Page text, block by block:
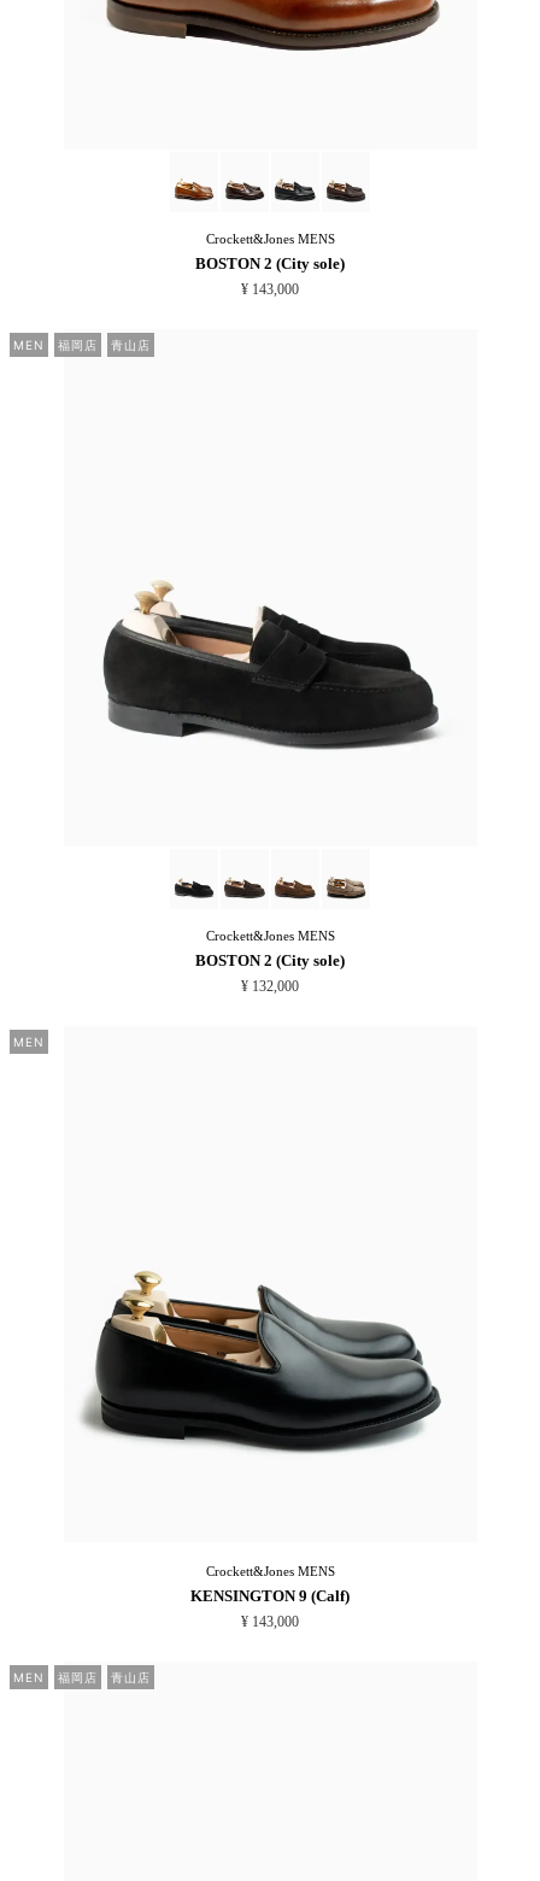
Crockett&JonesMENS
BOSTON 2 (City sole)
¥ 143,000
MEN 福岡店 青山店
Crockett&JonesMENS
BOSTON 2 (City sole)
¥ 132,000
MEN
Crockett&JonesMENS
KENSINGTON 9 (Calf)
¥ 143,000
MEN 福岡店 青山店